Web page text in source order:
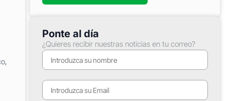
Ponte al día
¿Quieres recibir nuestras noticias en tu correo?